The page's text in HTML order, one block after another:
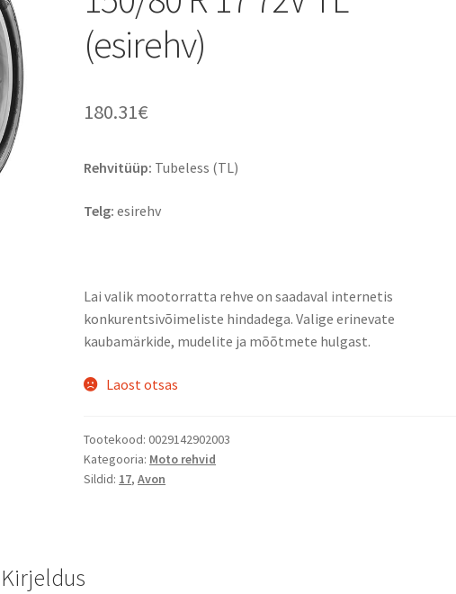
(esirehv)
180.31€
Rehvitüüp: Tubeless (TL)
Telg: esirehv
Lai valik mootorratta rehve on saadaval internetis
konkurentsivõimeliste hindadega. Valige erinevate
kaubamärkide, mudelite ja mõõtmete hulgast.
Laost otsas
Tootekood:0029142902003
Kategooria: Moto rehvid
Sildid: 17,Avon
Kirjeldus